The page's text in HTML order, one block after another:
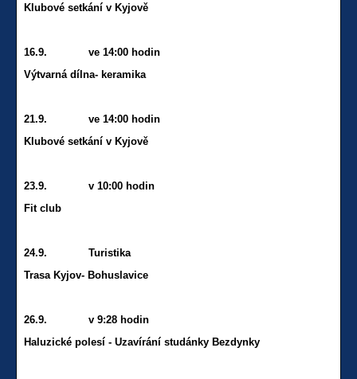
Klubové setkání v Kyjově
16.9. ve 14:00 hodin
Výtvarná dílna- keramika
21.9. ve 14:00 hodin
Klubové setkání v Kyjově
23.9. v 10:00 hodin
Fit club
24.9. Turistika
Trasa Kyjov- Bohuslavice
26.9. v 9:28 hodin
Haluzické polesí - Uzavírání studánky Bezdynky